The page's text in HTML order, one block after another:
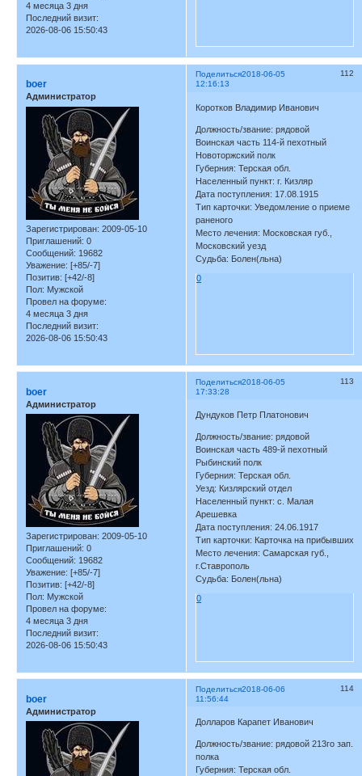
4 месяца 3 дня
Последний визит:
2026-08-06 15:50:43
Поделиться 112
2018-06-05
12:16:13
boer
Администратор
Зарегистрирован: 2009-05-10
Приглашений: 0
Сообщений: 19682
Уважение: [+85/-7]
Позитив: [+42/-8]
Пол: Мужской
Провел на форуме:
4 месяца 3 дня
Последний визит:
2026-08-06 15:50:43
Коротков Владимир Иванович
Должность/звание: рядовой
Воинская часть 114-й пехотный
Новоторжский полк
Губерния: Терская обл.
Населенный пункт: г. Кизляр
Дата поступления: 17.08.1915
Тип карточки: Уведомление о приеме
раненого
Место лечения: Московская губ.,
Московский уезд
Судьба: Болен(льна)
0
Поделиться 113
2018-06-05
17:33:28
boer
Администратор
Зарегистрирован: 2009-05-10
Приглашений: 0
Сообщений: 19682
Уважение: [+85/-7]
Позитив: [+42/-8]
Пол: Мужской
Провел на форуме:
4 месяца 3 дня
Последний визит:
2026-08-06 15:50:43
Дундуков Петр Платонович
Должность/звание: рядовой
Воинская часть 489-й пехотный
Рыбинский полк
Губерния: Терская обл.
Уезд: Кизлярский отдел
Населенный пункт: с. Малая
Арешевка
Дата поступления: 24.06.1917
Тип карточки: Карточка на прибывших
Место лечения: Самарская губ.,
г.Ставрополь
Судьба: Болен(льна)
0
Поделиться 114
2018-06-06
11:56:44
boer
Администратор
Долларов Карапет Иванович
Должность/звание: рядовой 213го зап.
полка
Губерния: Терская обл.